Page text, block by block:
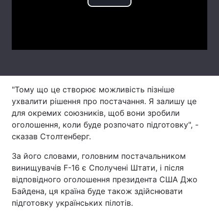
Play
"Тому що це створює можливість пізніше
ухвалити рішення про постачання. Я залишу це
для окремих союзників, щоб вони зробили
оголошення, коли буде розпочато підготовку", -
сказав Столтенберг.
За його словами, головним постачальником
винищувачів F-16 є Сполучені Штати, і після
відповідного оголошення президента США Джо
Байдена, ця країна буде також здійснювати
підготовку українських пілотів.